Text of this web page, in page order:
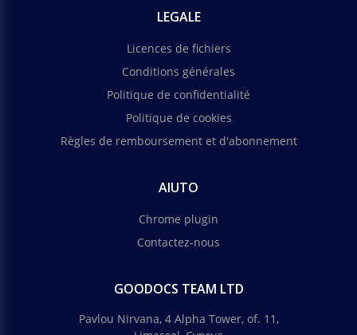
LEGALE
Licences de fichiers
Conditions générales
Politique de confidentialité
Politique de cookies
Règles de remboursement et d'abonnement
AIUTO
Chrome plugin
Contactez-nous
GOODOCS TEAM LTD
Pavlou Nirvana, 4 Alpha Tower, of. 11,